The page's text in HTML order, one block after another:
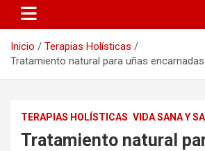
talleres y seminarios
Inicio
Terapias Holísticas
Tratamiento natural para uñas
TERAPIAS HOLÍSTICAS VIDA SANA Y
Tratamiento natural